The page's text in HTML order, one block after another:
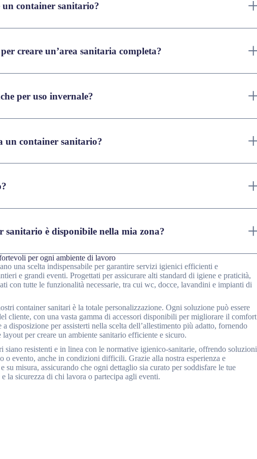
container sanitario?
creare un’area sanitaria completa?
per uso invernale?
un container sanitario?
sanitario è disponibile nella mia zona?
per ogni ambiente di lavoro
una scelta indispensabile per garantire servizi igienici efficienti e
e grandi eventi. Progettati per assicurare alti standard di igiene e praticità,
con tutte le funzionalità necessarie, tra cui wc, docce, lavandini e impianti di
container sanitari è la totale personalizzazione. Ogni soluzione può essere
cliente, con una vasta gamma di accessori disponibili per migliorare il comfort
disposizione per assisterti nella scelta dell’allestimento più adatto, fornendo
per creare un ambiente sanitario efficiente e sicuro.
siano resistenti e in linea con le normative igienico-sanitarie, offrendo soluzioni
o evento, anche in condizioni difficili. Grazie alla nostra esperienza e
su misura, assicurando che ogni dettaglio sia curato per soddisfare le tue
la sicurezza di chi lavora o partecipa agli eventi.